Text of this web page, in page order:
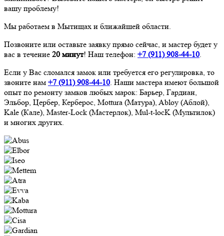
вашу проблему!
Мы работаем в Мытищах и ближайшей области.
Позвоните или оставьте заявку прямо сейчас, и мастер будет у
вас в течение 20 минут! Наш телефон: +7 (911)908-44-10.
Если у Вас сломался замок или требуется его регулировка, то
звоните нам +7 (911)908-44-10. Наши мастера имеют большой
опыт по ремонту замков любых марок: Барьер, Гардиан,
Эльбор, Цербер, Керберос, Mottura (Матура), Abloy (Аблой),
Kale (Кале), Master-Lock (Мастерлок), Mul-t-locK (Мультилок)
и многих других.